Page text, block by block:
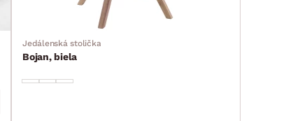
Jedálenská stolička
Bojan, biela